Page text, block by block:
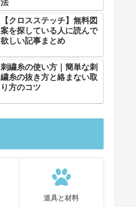
法
【クロスステッチ】無料図
案を探している人に読んで
欲しい記事まとめ
刺繍糸の使い方｜簡単な刺
繍糸の抜き方と絡まない取
り方のコツ
道具と材料